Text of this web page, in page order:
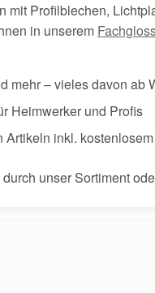
Profilblechen,
in unserem
mehr – vieles davon ab
Heimwerker und Profis
Artikeln inkl.
unser Sortiment